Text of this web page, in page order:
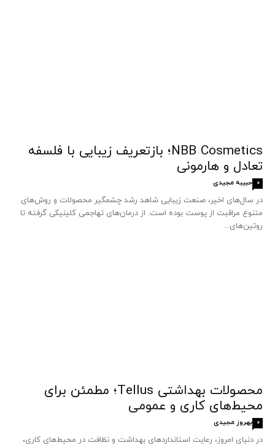
NBB Cosmetics؛ بازتعریف زیبایی با فلسفه
تعادل و هارمونی
حبیبه مجیدی 0
در سال‌های اخیر، صنعت زیبایی شاهد رشد چشمگیر محصولات و روش‌های
متنوع مراقبت از پوست بوده است. از درمان‌های تهاجمی کلینیکی گرفته تا
روتین‌های...
محصولات بهداشتی Tellus؛ مطمئن برای
محیط‌های کاری و عمومی
بهروز مجیدی 0
در دنیای امروز، رعایت استانداردهای بهداشت و نظافت در محیط‌های کاری،